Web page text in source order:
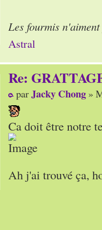
Les fourmis
Astral
Re:
parJacky Chong »
Ca doit être notre
Ah j'ai trouvé ça,